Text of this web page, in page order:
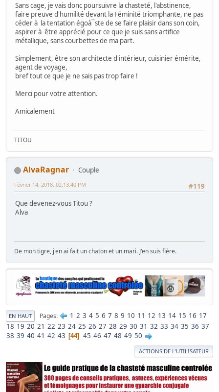
Sans cage, je vais donc poursuivre la chasteté, l'abstinence,
faire preuve d'humilité devant la Féminité triomphante, ne pas
céder à la tentation égoà¯ste de se faire plaisir dans son coin,
aspirer à être apprécié pour ce que je suis sans artifice
métallique, sans courbettes de ma part.
Simplement, être son architecte d'intérieur, cuisinier émérite,
agent de voyage,
bref tout ce que je ne sais pas trop faire !
Merci pour votre attention.
Amicalement
TITOU
AlvaRagnar
Couple
#119
Février 14, 2018, 02:13:40 PM
Que devenez-vous Titou ?
Alva
De mon tigre, j'en ai fait un chaton et un mari. J'en suis fière.
EN HAUT Pages 1 2 3 4 5 6 7 8 9 10 11 12 13 14 15 16 17
18 19 20 21 22 23 24 25 26 27 28 29 30 31 32 33 34 35 36 37
38 39 40 41 42 43 44 45 46 47 48 49 50
ACTIONS DE L'UTILISATEUR